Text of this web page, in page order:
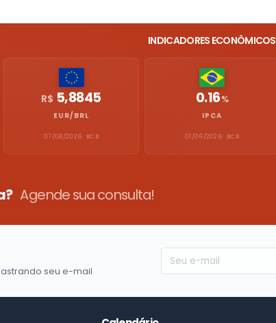
INDICADORES ECONÔMICOS
R$ 5,8845
EUR/BRL
07/08/2026 · BCB
0.16%
IPCA
01/06/2026 · BCB
Agende sua consulta!
seu e-mail